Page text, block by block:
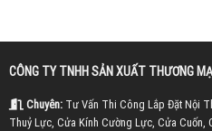
CÔNG TY TNHH SẢN XUẤT THƯƠNG
Chuyên:Tư Vấn Thi Công Lắp Đặt Nội
Thuỷ Lực, Cửa Kính Cường Lực, Cửa Cuốn,